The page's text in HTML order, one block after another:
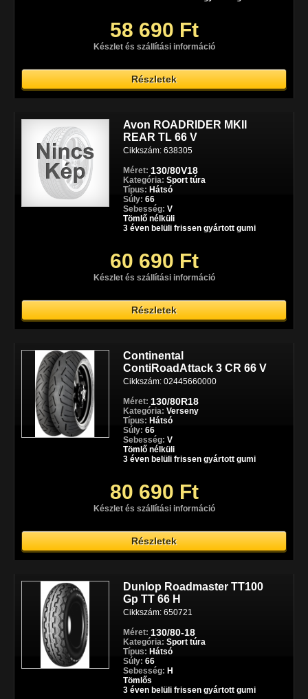
58 690 Ft
Készlet és szállítási információ
Részletek
Avon ROADRIDER MKII
REAR TL 66 V
Cikkszám: 638305
Méret: 130/80V18
Kategória: Sport túra
Típus: Hátsó
Súly: 66
Sebesség: V
Tömlő nélküli
3 éven belüli frissen gyártott gumi
60 690 Ft
Készlet és szállítási információ
Részletek
Continental
ContiRoadAttack 3 CR 66 V
Cikkszám: 02445660000
Méret: 130/80R18
Kategória: Verseny
Típus: Hátsó
Súly: 66
Sebesség: V
Tömlő nélküli
3 éven belüli frissen gyártott gumi
80 690 Ft
Készlet és szállítási információ
Részletek
Dunlop Roadmaster TT100
Gp TT 66 H
Cikkszám: 650721
Méret: 130/80-18
Kategória: Sport túra
Típus: Hátsó
Súly: 66
Sebesség: H
Tömlős
3 éven belüli frissen gyártott gumi